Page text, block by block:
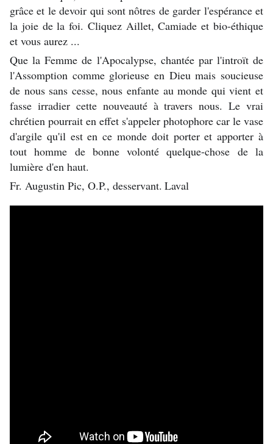
grâce et le devoir qui sont nôtres de garder l'espérance et
la joie de la foi. Cliquez Aillet, Camiade et bio-éthique
et vous aurez ...
Que la Femme de l'Apocalypse, chantée par l'introït de
l'Assomption comme glorieuse en Dieu mais soucieuse
de nous sans cesse, nous enfante au monde qui vient et
fasse irradier cette nouveauté à travers nous. Le vrai
chrétien pourrait en effet s'appeler photophore car le vase
d'argile qu'il est en ce monde doit porter et apporter à
tout homme de bonne volonté quelque-chose de la
lumière d'en haut.
Fr. Augustin Pic, O.P., desservant. Laval